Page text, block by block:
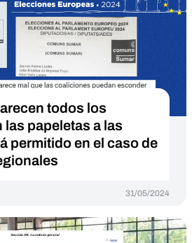
todos los
papeletas a las
permitido en el caso de
31/05/2024